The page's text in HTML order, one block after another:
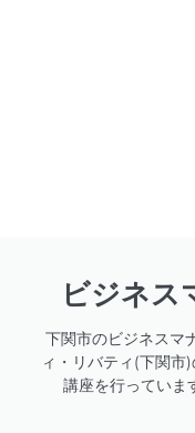
ビジネス
下関市のビジネスマ
ィ・リバティ(下関市
講座を行っていま